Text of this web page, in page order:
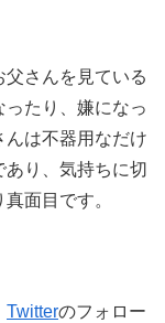
さんを見ている
たり、嫌になっ
んは不器用なだけ
り、気持ちに切
面目です。
Twitterのフォロー